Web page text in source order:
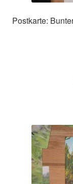
Postkarte: